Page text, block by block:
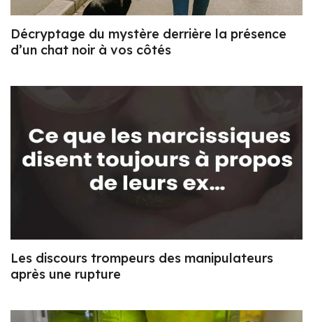
Décryptage du mystère derrière la présence
d’un chat noir à vos côtés
Les discours trompeurs des manipulateurs
après une rupture